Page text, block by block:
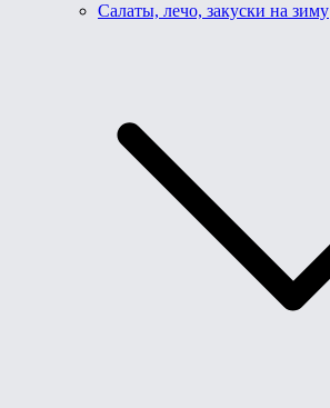
Салаты, лечо, закуски на зиму